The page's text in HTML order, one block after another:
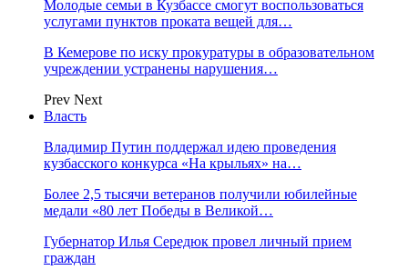
Молодые семьи в Кузбассе смогут воспользоваться
услугами пунктов проката вещей для…
В Кемерове по иску прокуратуры в образовательном
учреждении устранены нарушения…
Prev Next
Власть
Владимир Путин поддержал идею проведения
кузбасского конкурса «На крыльях» на…
Более 2,5 тысячи ветеранов получили юбилейные
медали «80 лет Победы в Великой…
Губернатор Илья Середюк провел личный прием
граждан